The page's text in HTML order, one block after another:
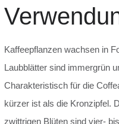
Kaffeepflanzen wachsen in
Laubblätter sind immergrün
Charakteristisch für die
kürzer ist als die Kronzipfel.
zwittrigen Blüten sind vier-